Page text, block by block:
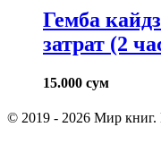
Гемба
затрат (2
15.000 сум
© 2019 - 2026 Мир